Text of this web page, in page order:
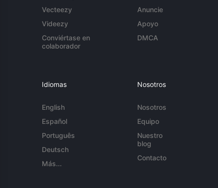
Vecteezy
Videezy
Conviértase en
colaborador
Anuncie
Apoyo
DMCA
Idiomas
English
Español
Português
Deutsch
Más...
Nosotros
Nosotros
Equipo
Nuestro
blog
Contacto